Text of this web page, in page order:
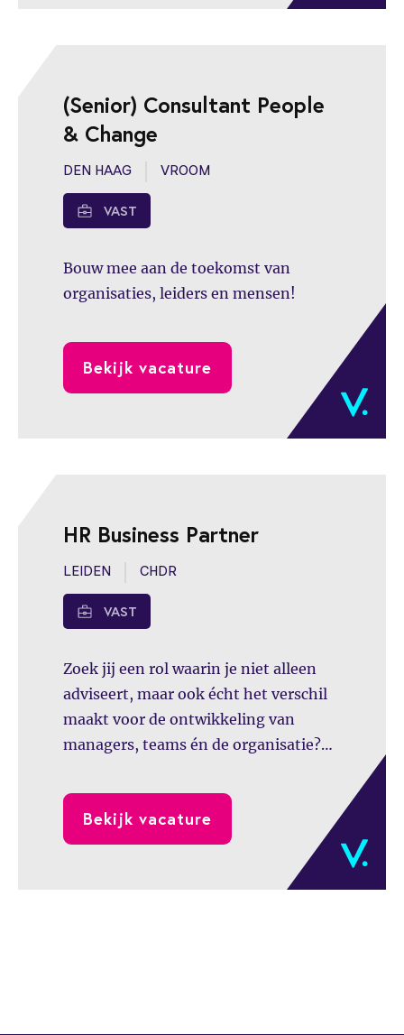
zorg. Een mooie kans om in een
nieuwe rol bij te dragen aan de verdere
professionalisering van Bergman
Clinics!
(Senior) Consultant People
& Change
DEN HAAG VROOM
VAST
Bouw mee aan de toekomst van
organisaties, leiders en mensen!
Bekijk vacature
HR Business Partner
LEIDEN CHDR
VAST
Zoek jij een rol waarin je niet alleen
adviseert, maar ook écht het verschil
maakt voor de ontwikkeling van
managers, teams én de organisatie?
verbinding creëert en inhoudelijk
sterk is? Dan zou de functie van HR
Business Partner bij het CHDR
Bekijk vacature